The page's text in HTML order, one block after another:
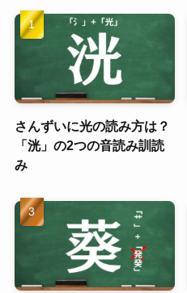
さんずいに光の読み方は？
「洸」の2つの音読み訓読
み